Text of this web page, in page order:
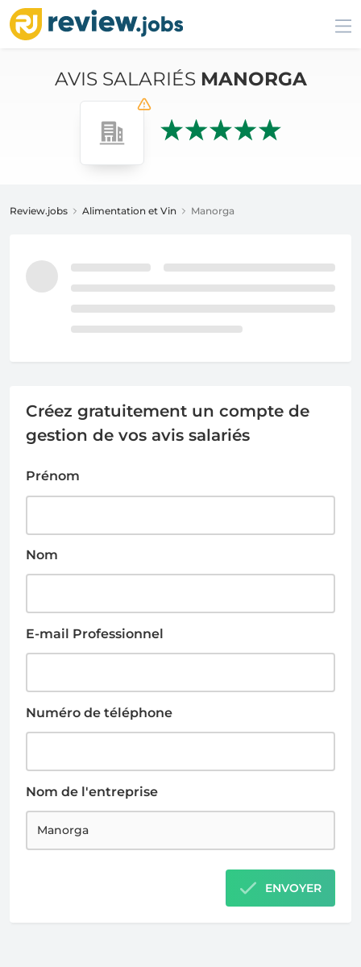
AVIS SALARIÉS MANORGA
Review.jobs Alimentation et Vin Manorga
Créez gratuitement un compte de
gestion de vos avis salariés
Prénom
Nom
E-mail Professionnel
Numéro de téléphone
Nom de l'entreprise
ENVOYER